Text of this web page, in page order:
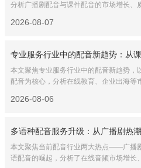
分析广播剧配音与课件配音的市场增长、
2026-08-07
专业服务行业中的配音新趋势：从课
本文聚焦专业服务行业中的配音新趋势，
配音为核心，分析在线教育、企业出海等
2026-08-06
多语种配音服务升级：从广播剧热
本文聚焦当前配音行业两大热点——广播
语配音的崛起，分析了在线音频市场增长